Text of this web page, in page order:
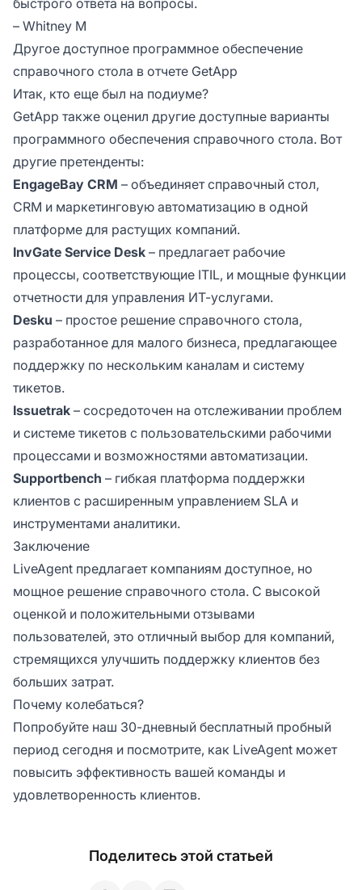
быстрого ответа на вопросы.
– Whitney M
Другое доступное программное обеспечение
справочного стола в отчете GetApp
Итак, кто еще был на подиуме?
GetApp также оценил другие доступные варианты
программного обеспечения справочного стола. Вот
другие претенденты:
EngageBay CRM – объединяет справочный стол,
CRM и маркетинговую автоматизацию в одной
платформе для растущих компаний.
InvGate Service Desk – предлагает рабочие
процессы, соответствующие ITIL, и мощные функции
отчетности для управления ИТ-услугами.
Desku – простое решение справочного стола,
разработанное для малого бизнеса, предлагающее
поддержку по нескольким каналам и систему
тикетов.
Issuetrak – сосредоточен на отслеживании проблем
и системе тикетов с пользовательскими рабочими
процессами и возможностями автоматизации.
Supportbench – гибкая платформа поддержки
клиентов с расширенным управлением SLA и
инструментами аналитики.
Заключение
LiveAgent предлагает компаниям доступное, но
мощное решение справочного стола. С высокой
оценкой и положительными отзывами
пользователей, это отличный выбор для компаний,
стремящихся улучшить поддержку клиентов без
больших затрат.
Почему колебаться?
Попробуйте наш 30-дневный бесплатный пробный
период сегодня и посмотрите, как LiveAgent может
повысить эффективность вашей команды и
удовлетворенность клиентов.
Поделитесь этой статьей